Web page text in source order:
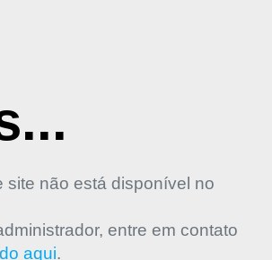
site não está disponível no
entre em contato
aqui.